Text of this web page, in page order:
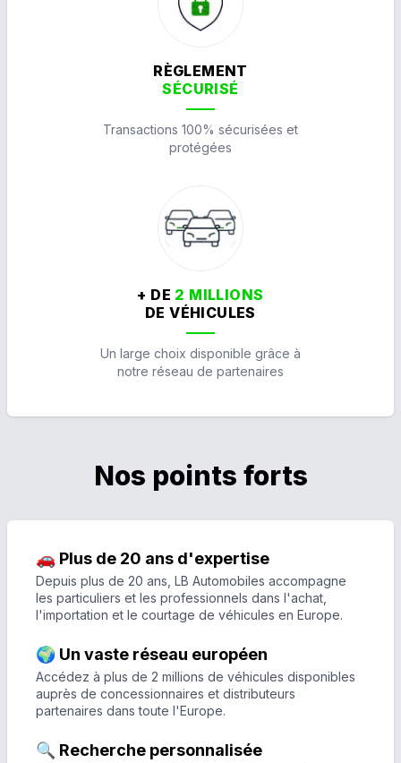
RÈGLEMENT
SÉCURISÉ
Transactions 100% sécurisées et
protégées
+ DE 2 MILLIONS
DE VÉHICULES
Un large choix disponible grâce à
notre réseau de partenaires
Nos points forts
🚗 Plus de 20 ans d'expertise
Depuis plus de 20 ans, LB Automobiles accompagne
les particuliers et les professionnels dans l'achat,
l'importation et le courtage de véhicules en Europe.
🌍 Un vaste réseau européen
Accédez à plus de 2 millions de véhicules disponibles
auprès de concessionnaires et distributeurs
partenaires dans toute l'Europe.
🔍 Recherche personnalisée